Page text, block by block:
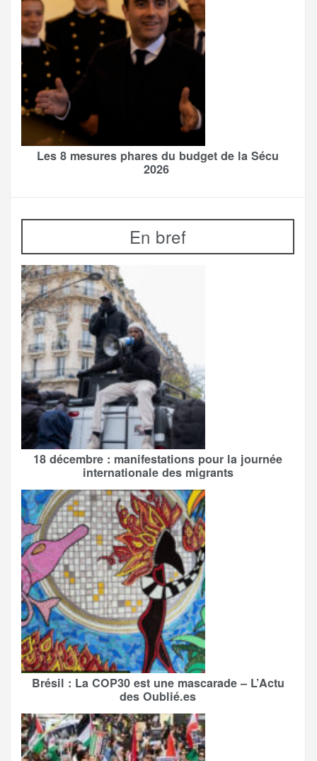
Les 8 mesures phares du budget de la Sécu
2026
En bref
18 décembre : manifestations pour la journée
internationale des migrants
Brésil : La COP30 est une mascarade – L’Actu
des Oublié.es